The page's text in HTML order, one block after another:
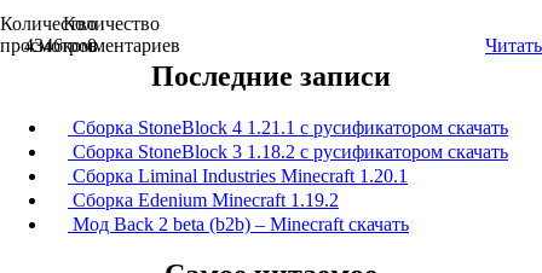
Количество
просмотров
4346
Количество
комментариев
0 Читать
Последние записи
Сборка StoneBlock 4 1.21.1 с русификатором скачать
Сборка StoneBlock 3 1.18.2 с русификатором скачать
Сборка Liminal Industries Minecraft 1.20.1
Сборка Edenium Minecraft 1.19.2
Мод Back 2 beta (b2b) – Minecraft скачать